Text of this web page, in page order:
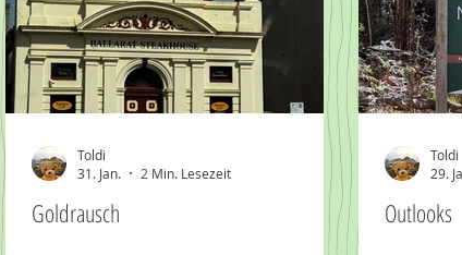
Goldrausch
Toldi
31. Jan.
2 Min. Lesezeit
Outlooks
Toldi
29.